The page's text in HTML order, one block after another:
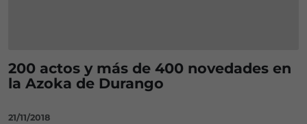
200 actos y más de 400 novedades en
la Azoka de Durango
21/11/2018